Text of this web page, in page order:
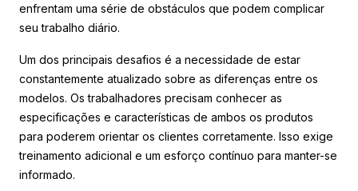
enfrentam uma série de obstáculos que podem complicar
seu trabalho diário.
Um dos principais desafios é a necessidade de estar
constantemente atualizado sobre as diferenças entre os
modelos. Os trabalhadores precisam conhecer as
especificações e características de ambos os produtos
para poderem orientar os clientes corretamente. Isso exige
treinamento adicional e um esforço contínuo para manter-se
informado.